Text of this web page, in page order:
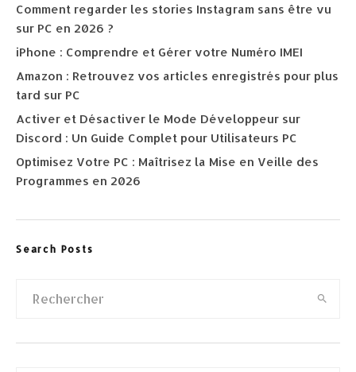
Comment regarder les stories Instagram sans être vu
sur PC en 2026 ?
iPhone : Comprendre et Gérer votre Numéro IMEI
Amazon : Retrouvez vos articles enregistrés pour plus
tard sur PC
Activer et Désactiver le Mode Développeur sur
Discord : Un Guide Complet pour Utilisateurs PC
Optimisez Votre PC : Maîtrisez la Mise en Veille des
Programmes en 2026
Search Posts